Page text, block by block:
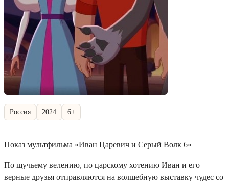
Россия 2024 6+
Показ мультфильма «Иван Царевич и Серый Волк 6»
По щучьему велению, по царскому хотению Иван и его
верные друзья отправляются на волшебную выставку чудес со